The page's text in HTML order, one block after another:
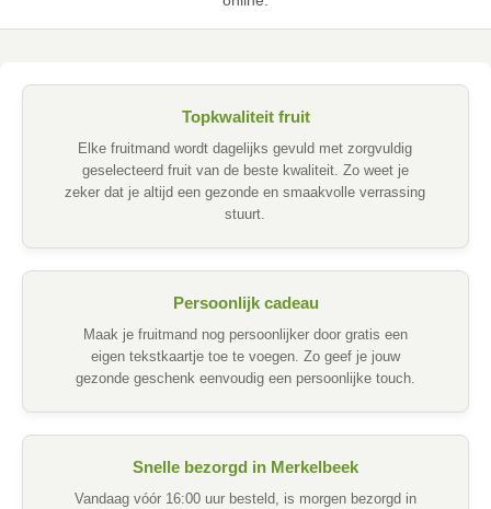
Topkwaliteit fruit
Elke fruitmand wordt dagelijks gevuld met zorgvuldig
geselecteerd fruit van de beste kwaliteit. Zo weet je
zeker dat je altijd een gezonde en smaakvolle verrassing
stuurt.
Persoonlijk cadeau
Maak je fruitmand nog persoonlijker door gratis een
eigen tekstkaartje toe te voegen. Zo geef je jouw
gezonde geschenk eenvoudig een persoonlijke touch.
Snelle bezorgd in Merkelbeek
Vandaag vóór 16:00 uur besteld, is morgen bezorgd in